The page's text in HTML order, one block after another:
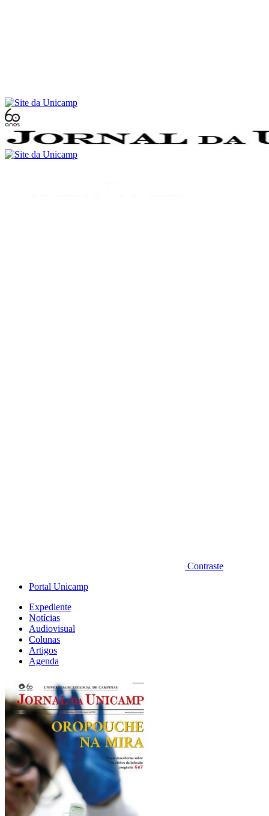
Contraste
Portal Unicamp
Expediente
Notícias
Audiovisual
Colunas
Artigos
Agenda